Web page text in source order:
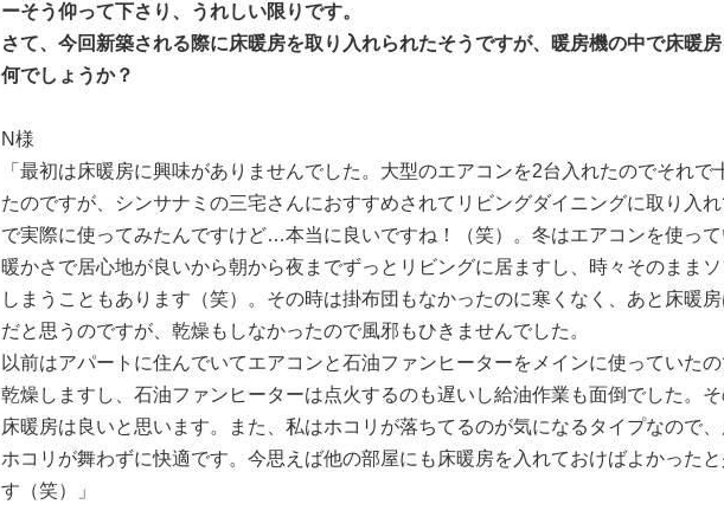
ーそう仰って下さり、うれしい限りです。
さて、今回新築される際に床暖房を取り入れられたそうですが、暖房機の中で床暖
何でしょうか？
N様
「最初は床暖房に興味がありませんでした。大型のエアコンを2台入れたのでそれで
たのですが、シンサナミの三宅さんにおすすめされてリビングダイニングに取り入
で実際に使ってみたんですけど…本当に良いですね！（笑）。冬はエアコンを使っ
暖かさで居心地が良いから朝から夜までずっとリビングに居ますし、時々そのまま
しまうこともあります（笑）。その時は掛布団もなかったのに寒くなく、あと床暖
だと思うのですが、乾燥もしなかったので風邪もひきませんでした。
以前はアパートに住んでいてエアコンと石油ファンヒーターをメインに使っていた
乾燥しますし、石油ファンヒーターは点火するのも遅いし給油作業も面倒でした。
床暖房は良いと思います。また、私はホコリが落ちてるのが気になるタイプなので
ホコリが舞わずに快適です。今思えば他の部屋にも床暖房を入れておけばよかった
す（笑）」